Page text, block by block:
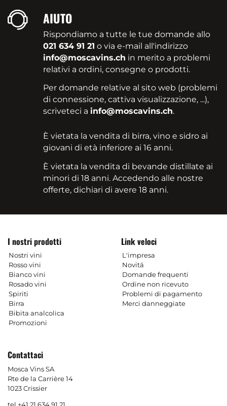
AIUTO
Rispondiamo a tutte le tue domande allo
021 634 91 21 o via e-mail all'indirizzo
info@moscavins.ch in merito a problemi
relativi a ordini, consegne o prodotti.
Per domande relative al sito web (problemi
di connessione, cattiva visualizzazione, ...),
scriveteci a info@moscavins.ch.
È vietata la vendita di birra, vino e sidro ai
giovani di età inferiore ai 16 anni.
È vietata la vendita di bevande distillate ai
minori di 18 anni. Accedendo alle nostre
offerte, dichiari di avere 18 anni.
I nostri prodotti
Nostri vini
Rosso vini
Bianco vini
Rosado vini
Spiriti
Birra
Bibita analcolica
Promozioni
Link veloci
L'impresa
Novitá
Domande frequenti
Ordine non ricevuto
Problemi di pagamento
Merci danneggiate
Contattaci
Mosca Vins SA
Rte de la Carrière 14
1023 Crissier